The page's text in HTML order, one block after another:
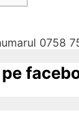
0758